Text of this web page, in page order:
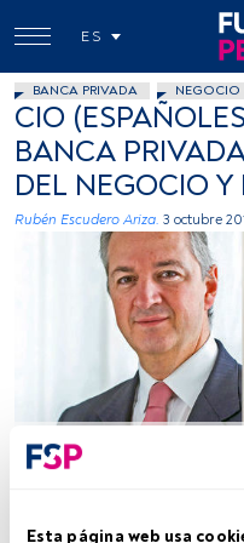
Esta página web usa
ES
BANCA PRIVADA NEGOCIO
CIO
BANCA
DEL NEGOCIO Y
Rubén Escudero Ariza. 3 octubre
Tiempo lectura: 3 min.